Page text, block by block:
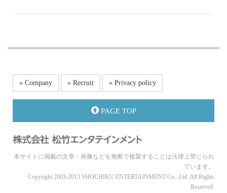
» Company » Recruit » Privacy policy
PAGE TOP
本サイトに掲載の文章・画像などを無断で複製することは法律上禁じられ
ています。
Copyright 2003-2013 SHOCHIKU ENTERTAINMENT Co,. Ltd. All Rights
Reserved.